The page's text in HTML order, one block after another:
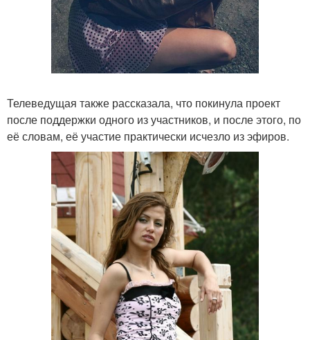
Телеведущая также рассказала, что покинула проект
после поддержки одного из участников, и после этого, по
её словам, её участие практически исчезло из эфиров.